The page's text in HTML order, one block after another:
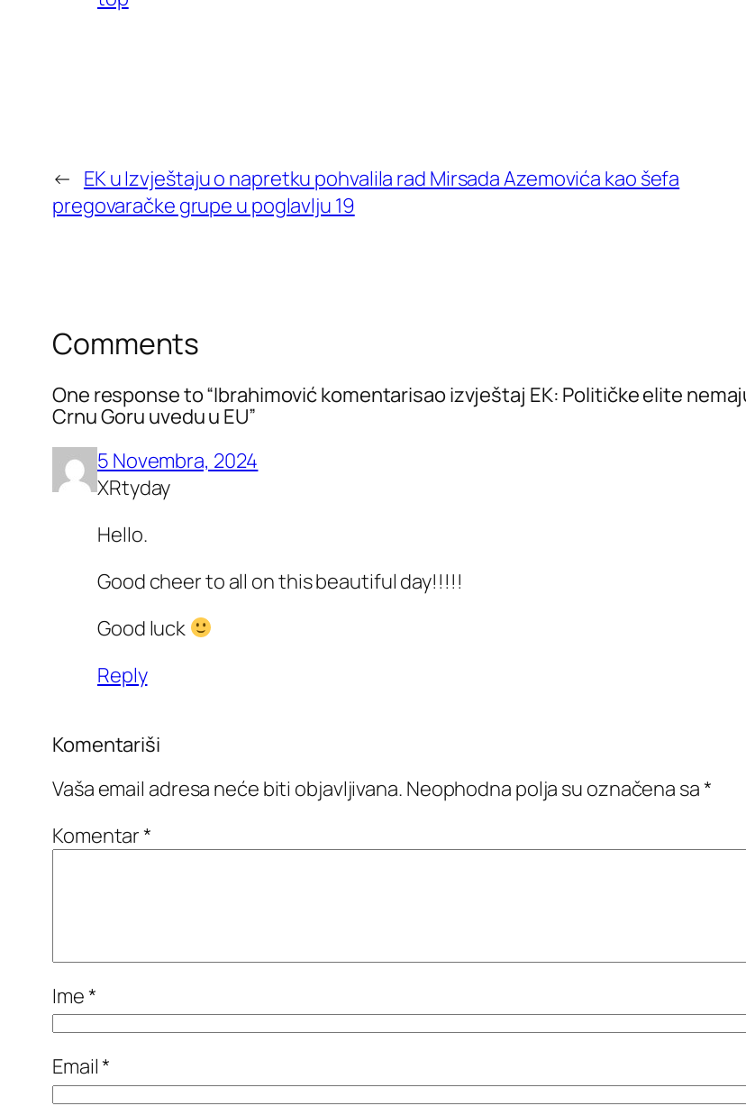
← EK u Izvještaju o napretku pohvalila rad Mirsada Azemovića kao šefa
pregovaračke grupe u poglavlju 19
Comments
One response to “Ibrahimović komentarisao izvještaj EK: Političke elite
Crnu Goru uvedu u EU”
5 Novembra, 2024
XRtyday
Hello.
Good cheer to all on this beautiful day!!!!!
Good luck
Reply
Komentariši
Vaša email adresa neće biti objavljivana. Neophodna polja su označena sa*
Komentar*
Ime*
Email*